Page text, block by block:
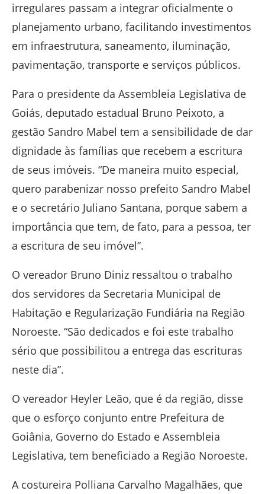
irregulares passam a integrar oficialmente o
planejamento urbano, facilitando investimentos
em infraestrutura, saneamento, iluminação,
pavimentação, transporte e serviços públicos.
Para o presidente da Assembleia Legislativa de
Goiás, deputado estadual Bruno Peixoto, a
gestão Sandro Mabel tem a sensibilidade de dar
dignidade às famílias que recebem a escritura
de seus imóveis. “De maneira muito especial,
quero parabenizar nosso prefeito Sandro Mabel
e o secretário Juliano Santana, porque sabem a
importância que tem, de fato, para a pessoa, ter
a escritura de seu imóvel”.
O vereador Bruno Diniz ressaltou o trabalho
dos servidores da Secretaria Municipal de
Habitação e Regularização Fundiária na Região
Noroeste. “São dedicados e foi este trabalho
sério que possibilitou a entrega das escrituras
neste dia”.
O vereador Heyler Leão, que é da região, disse
que o esforço conjunto entre Prefeitura de
Goiânia, Governo do Estado e Assembleia
Legislativa, tem beneficiado a Região Noroeste.
A costureira Polliana Carvalho Magalhães, que